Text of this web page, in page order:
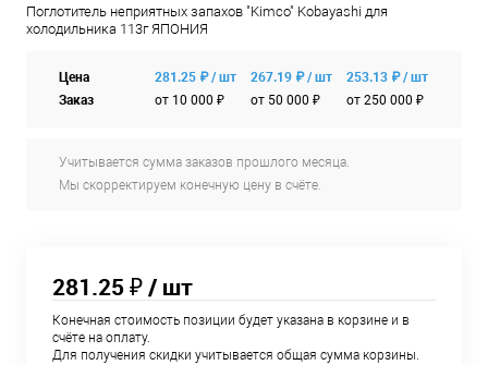
Поглотитель неприятных запахов "Kimco" Kobayashi для
холодильника 113г ЯПОНИЯ
Цена
Заказ
281.25 ₽ / шт
от 10 000 ₽
267.19 ₽ / шт
от 50 000 ₽
253.13 ₽ / шт
от 250 000 ₽
Учитывается сумма заказов прошлого месяца.
Мы скорректируем конечную цену в счёте.
281.25 ₽/ шт
Конечная стоимость позиции будет указана в корзине и в
счёте на оплату.
Для получения скидки учитывается общая сумма корзины.